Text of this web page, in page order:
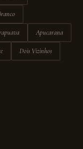
Apucarana
Dois Vizinhos